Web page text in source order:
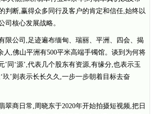
判断,赢得众多同行及客户的肯定和信任,始终以
司核心发展战略。
限公司,足迹遍布缅甸、瑞丽、平洲、四会、揭
人,佛山平洲有500平米高端手镯馆。谈到为何将
’同‘源’,代表几个股东有资源,有缘分,也表示玉
玖’则表示长长久久,一步一步朝着目标去奋
翠商日常,周晓东于2020年开始拍摄短视频,把日